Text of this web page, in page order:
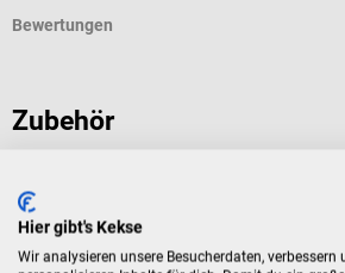
Bewertungen
Zubehör
boso
TM-2450 Langzeitblutdruckmessgerät
Hier gibt's Kekse
Wir analysieren unsere Besucherdaten, verbessern